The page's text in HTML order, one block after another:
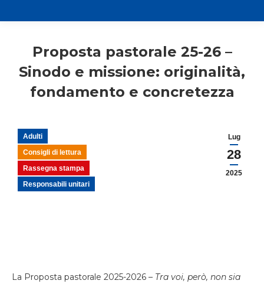
Proposta pastorale 25-26 –
Sinodo e missione: originalità,
fondamento e concretezza
Lug
28
2025
Adulti
Consigli di lettura
Rassegna stampa
Responsabili unitari
La Proposta pastorale 2025-2026 – Tra voi, però, non sia